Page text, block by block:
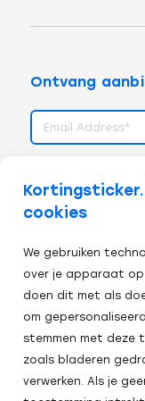
cookies
We gebruiken
over je apparaat
doen dit met als
om
stemmen met deze
zoals bladeren
verwerken. Als je
Ontvang